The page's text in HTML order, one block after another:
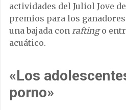
actividades del Juliol Jove
premios para los ganadores
una bajada con raftingo
acuático.
«Los
porno»